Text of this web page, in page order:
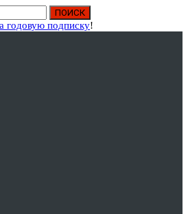
годовую подписку!